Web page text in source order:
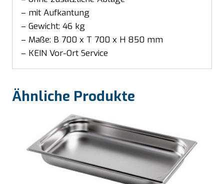
– mit Aufkantung
– Gewicht: 46 kg
– Maße: B 700 x T 700 x H 850 mm
– KEIN Vor-Ort Service
Ähnliche Produkte